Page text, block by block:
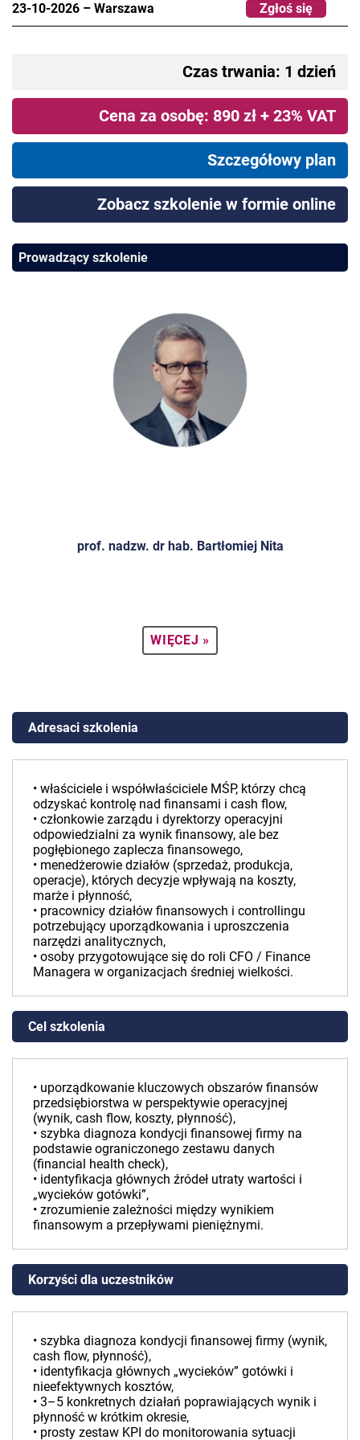
23-10-2026 – Warszawa Zgłoś się
Czas trwania: 1 dzień
Cena za osobę: 890 zł + 23% VAT
Szczegółowy plan
Zobacz szkolenie w formie online
Prowadzący szkolenie
prof. nadzw. dr hab. Bartłomiej Nita
WIĘCEJ »
Adresaci szkolenia
• właściciele i współwłaściciele MŚP, którzy chcą
odzyskać kontrolę nad finansami i cash flow,
• członkowie zarządu i dyrektorzy operacyjni
odpowiedzialni za wynik finansowy, ale bez
pogłębionego zaplecza finansowego,
• menedżerowie działów (sprzedaż, produkcja,
operacje), których decyzje wpływają na koszty,
marże i płynność,
• pracownicy działów finansowych i controllingu
potrzebujący uporządkowania i uproszczenia
narzędzi analitycznych,
• osoby przygotowujące się do roli CFO / Finance
Managera w organizacjach średniej wielkości.
Cel szkolenia
• uporządkowanie kluczowych obszarów finansów
przedsiębiorstwa w perspektywie operacyjnej
(wynik, cash flow, koszty, płynność),
• szybka diagnoza kondycji finansowej firmy na
podstawie ograniczonego zestawu danych
(financial health check),
• identyfikacja głównych źródeł utraty wartości i
„wycieków gotówki”,
• zrozumienie zależności między wynikiem
finansowym a przepływami pieniężnymi.
Korzyści dla uczestników
• szybka diagnoza kondycji finansowej firmy (wynik,
cash flow, płynność),
• identyfikacja głównych „wycieków” gotówki i
nieefektywnych kosztów,
• 3–5 konkretnych działań poprawiających wynik i
płynność w krótkim okresie,
• prosty zestaw KPI do monitorowania sytuacji